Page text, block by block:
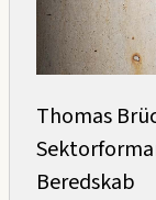
Thomas
Beredskab